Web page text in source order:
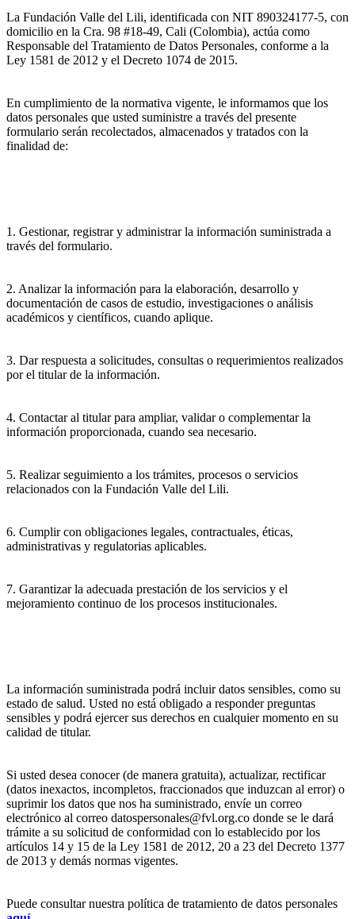
La Fundación Valle del Lili, identificada con NIT 890324177-5, con
domicilio en la Cra. 98 #18-49, Cali (Colombia), actúa como
Responsable del Tratamiento de Datos Personales, conforme a la
Ley 1581 de 2012 y el Decreto 1074 de 2015.
En cumplimiento de la normativa vigente, le informamos que los
datos personales que usted suministre a través del presente
formulario serán recolectados, almacenados y tratados con la
finalidad de:
1. Gestionar, registrar y administrar la información suministrada a
través del formulario.
2. Analizar la información para la elaboración, desarrollo y
documentación de casos de estudio, investigaciones o análisis
académicos y científicos, cuando aplique.
3. Dar respuesta a solicitudes, consultas o requerimientos realizados
por el titular de la información.
4. Contactar al titular para ampliar, validar o complementar la
información proporcionada, cuando sea necesario.
5. Realizar seguimiento a los trámites, procesos o servicios
relacionados con la Fundación Valle del Lili.
6. Cumplir con obligaciones legales, contractuales, éticas,
administrativas y regulatorias aplicables.
7. Garantizar la adecuada prestación de los servicios y el
mejoramiento continuo de los procesos institucionales.
La información suministrada podrá incluir datos sensibles, como su
estado de salud. Usted no está obligado a responder preguntas
sensibles y podrá ejercer sus derechos en cualquier momento en su
calidad de titular.
Si usted desea conocer (de manera gratuita), actualizar, rectificar
(datos inexactos, incompletos, fraccionados que induzcan al error) o
suprimir los datos que nos ha suministrado, envíe un correo
electrónico al correo datospersonales@fvl.org.co donde se le dará
trámite a su solicitud de conformidad con lo establecido por los
artículos 14 y 15 de la Ley 1581 de 2012, 20 a 23 del Decreto 1377
de 2013 y demás normas vigentes.
Puede consultar nuestra política de tratamiento de datos personales